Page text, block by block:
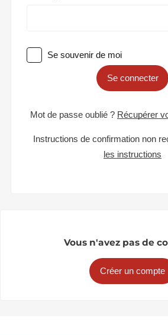
Se souvenir de moi
Se connecter
Mot de passe oublié ? Récupérer
Instructions de confirmation non
les instructions
Vous n'avez pas de
Créer un compte